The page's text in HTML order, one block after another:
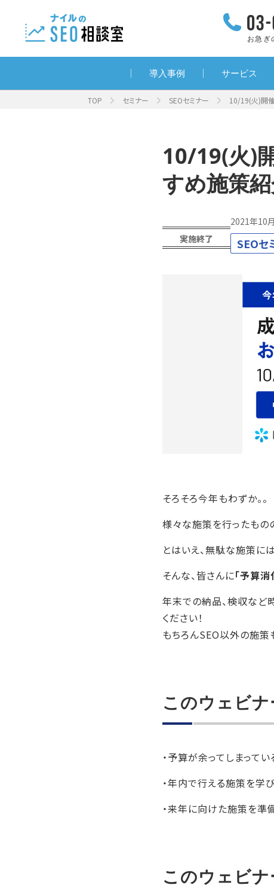
お急ぎ
導入事例 サービス
TOP セミナー SEOセミナー 10/19(火)開
10/19(火)
すめ施策
実施終了
2021年10
SEOセ
そろそろ今年もわずか。。
様々な施策を行ったもの
とはいえ、無駄な施策に
そんな、皆さんに「予算
年末での納品、検収など
ください！
もちろんSEO以外の施策
このウェビ
・予算が余ってしまって
・年内で行える施策を学
・来年に向けた施策を準
このウェビ